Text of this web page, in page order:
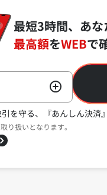
最短3時間、あ
最高額をWEBで
を守る、『あんしん決済
り扱いとなります。